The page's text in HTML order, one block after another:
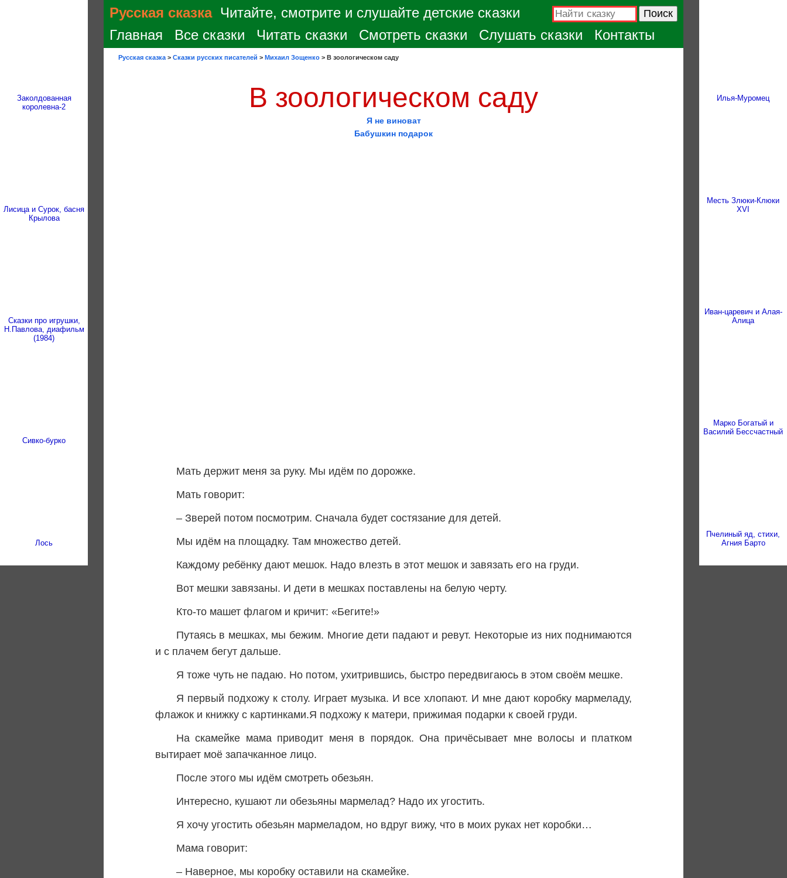
Заколдованная
королевна-2
Лисица и Сурок, басня
Крылова
Сказки про игрушки,
Н.Павлова, диафильм
(1984)
Сивко-бурко
Лось
Илья-Муромец
Месть Злюки-Клюки
ХVI
Иван-царевич и Алая-
Алица
Марко Богатый и
Василий Бессчастный
Пчелиный яд, стихи,
Агния Барто
Русская сказка Читайте, смотрите и слушайте детские сказки
Главная
Все сказки Читать сказки Смотреть сказки Слушать сказки Контакты
Русская сказка > Сказки русских писателей > Михаил Зощенко > В зоологическом саду
В зоологическом саду
Я не виноват
Бабушкин подарок
Мать держит меня за руку. Мы идём по дорожке.
Мать говорит:
– Зверей потом посмотрим. Сначала будет состязание для детей.
Мы идём на площадку. Там множество детей.
Каждому ребёнку дают мешок. Надо влезть в этот мешок и завязать его на груди.
Вот мешки завязаны. И дети в мешках поставлены на белую черту.
Кто-то машет флагом и кричит: «Бегите!»
Путаясь в мешках, мы бежим. Многие дети падают и ревут. Некоторые из них поднимаются
и с плачем бегут дальше.
Я тоже чуть не падаю. Но потом, ухитрившись, быстро передвигаюсь в этом своём мешке.
Я первый подхожу к столу. Играет музыка. И все хлопают. И мне дают коробку мармеладу,
флажок и книжку с картинками.Я подхожу к матери, прижимая подарки к своей груди.
На скамейке мама приводит меня в порядок. Она причёсывает мне волосы и платком
вытирает моё запачканное лицо.
После этого мы идём смотреть обезьян.
Интересно, кушают ли обезьяны мармелад? Надо их угостить.
Я хочу угостить обезьян мармеладом, но вдруг вижу, что в моих руках нет коробки…
Мама говорит:
– Наверное, мы коробку оставили на скамейке.